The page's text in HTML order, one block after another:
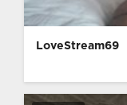
LoveStream69